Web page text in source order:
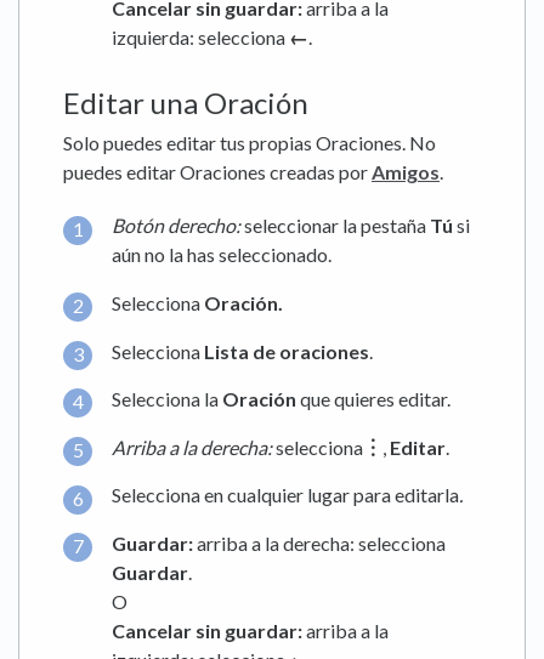
Cancelar sin guardar:arriba a la
izquierda: selecciona ←
Editar una Oración
Solo puedes editar tus propias Oraciones. No
puedes editar Oraciones creadas por Amigos
Botón derecho:seleccionar la pestaña Tú si
aún no la has seleccionado.
Selecciona Oración.
Selecciona Lista de oraciones
Selecciona la Oración que quieres editar.
Arriba a la derecha:selecciona ︙ Editar
Selecciona en cualquier lugar para editarla.
Guardar:arriba a la derecha: selecciona
Guardar.
O
Cancelar sin guardar:arriba a la